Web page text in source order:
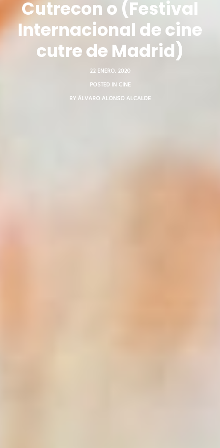
Cutrecon o (Festival
Internacional de cine
cutre de Madrid)
22 ENERO, 2020
POSTED IN CINE
BYÁLVARO ALONSO ALCALDE